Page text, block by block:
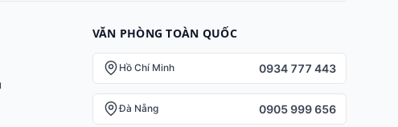
VĂN PHÒNG TOÀN QUỐC
Hồ Chí Minh 0934 777 443
Đà Nẵng 0905 999 656